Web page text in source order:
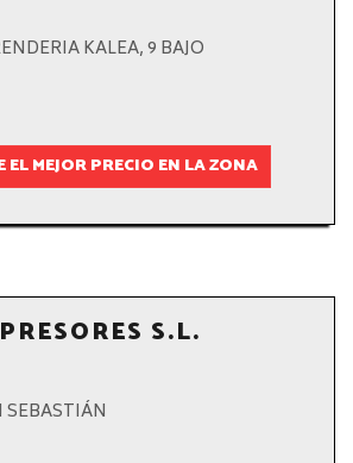
KALEA, 9 BAJO
EL MEJOR PRECIO EN LA ZONA
S.L.